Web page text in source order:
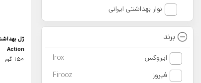
نوار بهداشتی ایرانی
برند
ایروکس
Irox
فیروز
Firooz
Action
150 گرم